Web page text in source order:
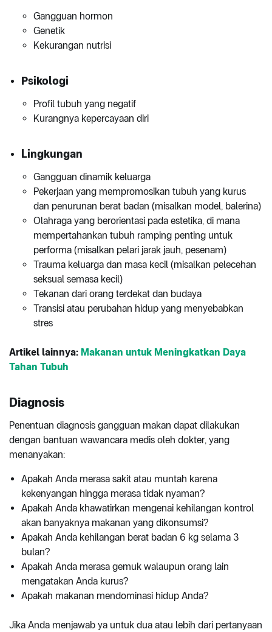
Gangguan hormon
Genetik
Kekurangan nutrisi
Psikologi
Profil tubuh yang negatif
Kurangnya kepercayaan diri
Lingkungan
Gangguan dinamik keluarga
Pekerjaan yang mempromosikan tubuh yang kurus
dan penurunan berat badan (misalkan model, balerina)
Olahraga yang berorientasi pada estetika, di mana
mempertahankan tubuh ramping penting untuk
performa (misalkan pelari jarak jauh, pesenam)
Trauma keluarga dan masa kecil (misalkan pelecehan
seksual semasa kecil)
Tekanan dari orang terdekat dan budaya
Transisi atau perubahan hidup yang menyebabkan
stres
Artikel lainnya: Makanan untuk Meningkatkan Daya
Tahan Tubuh
Diagnosis
Penentuan diagnosis gangguan makan dapat dilakukan
dengan bantuan wawancara medis oleh dokter, yang
menanyakan:
Apakah Anda merasa sakit atau muntah karena
kekenyangan hingga merasa tidak nyaman?
Apakah Anda khawatirkan mengenai kehilangan kontrol
akan banyaknya makanan yang dikonsumsi?
Apakah Anda kehilangan berat badan 6 kg selama 3
bulan?
Apakah Anda merasa gemuk walaupun orang lain
mengatakan Anda kurus?
Apakah makanan mendominasi hidup Anda?
Jika Anda menjawab ya untuk dua atau lebih dari pertanyaan